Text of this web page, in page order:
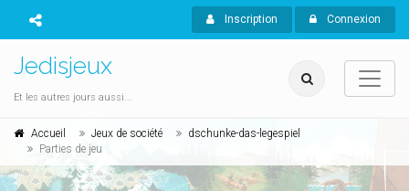
Inscription Connexion
Jedisjeux
Et les autres jours aussi...
Accueil Jeux de société
dschunke-das-legespiel
Parties de jeu